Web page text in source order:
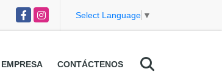
FacebookInstagram Select Language ▼
CONTÁCTENOS